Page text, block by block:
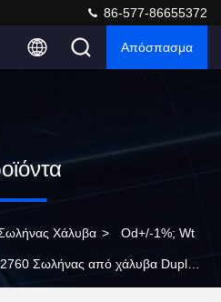
86-577-86655372
Απόσπασμα
Χάλυβα > Od+/-1%; Wt
Σωλήνας από χάλυβα Duplex